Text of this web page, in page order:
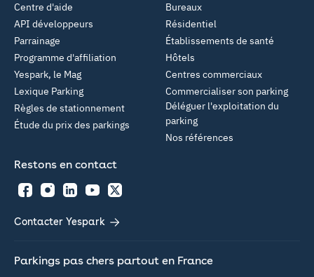
Bureaux
Résidentiel
Établissements de santé
Hôtels
Centres commerciaux
Commercialiser son parking
Déléguer l'exploitation du
parking
Nos références
Centre d'aide
API développeurs
Parrainage
Programme d'affiliation
Yespark, le Mag
Lexique Parking
Règles de stationnement
Étude du prix des parkings
Restons en contact
FacebookInstagramLinkedInYouTubeTwitter
Contacter Yespark
Parkings pas chers partout en France